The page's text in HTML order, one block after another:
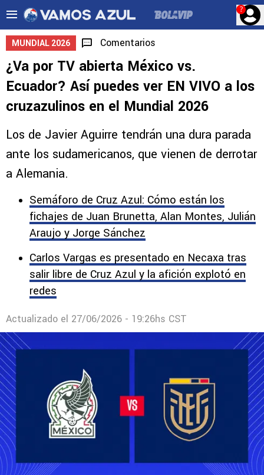
?
MUNDIAL 2026 Comentarios
¿Va por TV abierta México vs.
Ecuador? Así puedes ver EN VIVO a los
cruzazulinos en el Mundial 2026
Los de Javier Aguirre tendrán una dura parada
ante los sudamericanos, que vienen de derrotar
a Alemania.
Semáforo de Cruz Azul: Cómo están los
fichajes de Juan Brunetta, Alan Montes, Julián
Araujo y Jorge Sánchez
Carlos Vargas es presentado en Necaxa tras
salir libre de Cruz Azul y la afición explotó en
redes
Actualizado el 27/06/2026 - 19:26hs CST